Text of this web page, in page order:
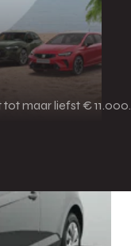
maar liefst € 11.000.